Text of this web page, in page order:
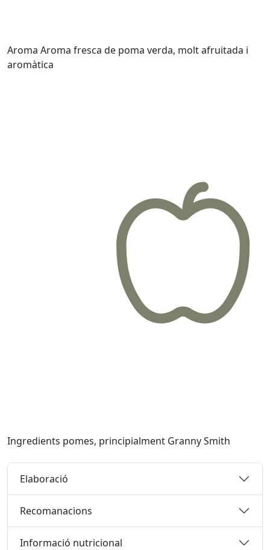
Aroma Aroma fresca de poma verda, molt afruitada i
aromàtica
Ingredients pomes, principialment Granny Smith
Elaboració
Recomanacions
Informació nutricional